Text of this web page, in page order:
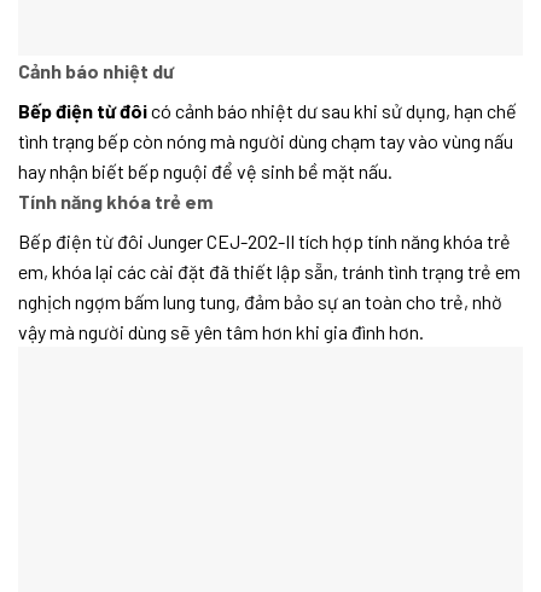
Cảnh báo nhiệt dư
Bếp điện từ đôicó cảnh báo nhiệt dư sau khi sử dụng, hạn chế
tình trạng bếp còn nóng mà người dùng chạm tay vào vùng nấu
hay nhận biết bếp nguội để vệ sinh bề mặt nấu.
Tính năng khóa trẻ em
Bếp điện từ đôi Junger CEJ-202-II tích hợp tính năng khóa trẻ
em, khóa lại các cài đặt đã thiết lập sẵn, tránh tình trạng trẻ em
nghịch ngợm bấm lung tung, đảm bảo sự an toàn cho trẻ, nhờ
vậy mà người dùng sẽ yên tâm hơn khi gia đình hơn.